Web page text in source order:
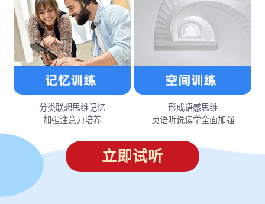
分类联想思维记忆
加强注意力培养
形成语感思维
英语听说读学全面加强
立即试听